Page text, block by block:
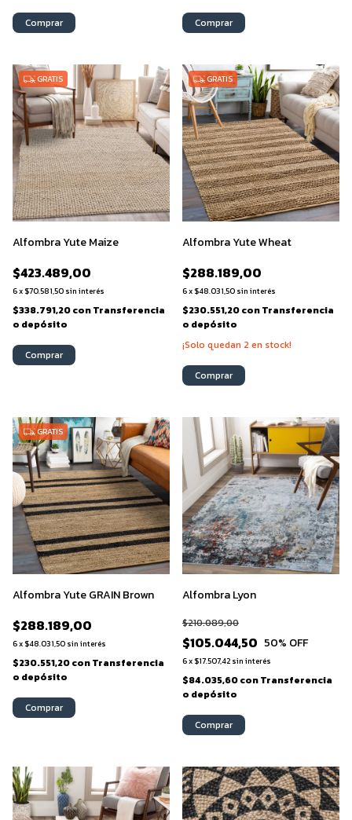
Comprar Comprar
GRATIS
Alfombra Yute Maize
$423.489,00
6x $70.581,50 sin interés
$338.791,20conTransferencia
o depósito
Comprar
GRATIS
Alfombra Yute Wheat
$288.189,00
6x $48.031,50 sin interés
$230.551,20conTransferencia
o depósito
¡Solo quedan 2 en stock!
Comprar
GRATIS
Alfombra Yute GRAIN Brown
$288.189,00
6x $48.031,50 sin interés
$230.551,20conTransferencia
o depósito
Comprar
Alfombra Lyon
$105.044,50
$210.089,00
50% OFF
6x $17.507,42 sin interés
$84.035,60conTransferencia
o depósito
Comprar